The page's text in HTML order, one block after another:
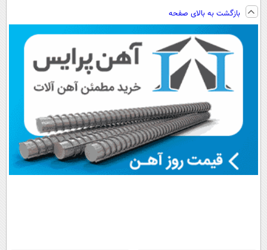
پرداخت قسطی
بازگشت به بالای صفحه